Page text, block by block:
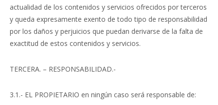
actualidad de los contenidos y servicios ofrecidos por terceros
y queda expresamente exento de todo tipo de responsabilidad
por los daños y perjuicios que puedan derivarse de la falta de
exactitud de estos contenidos y servicios.
TERCERA. – RESPONSABILIDAD.-
3.1.- EL PROPIETARIO en ningún caso será responsable de: